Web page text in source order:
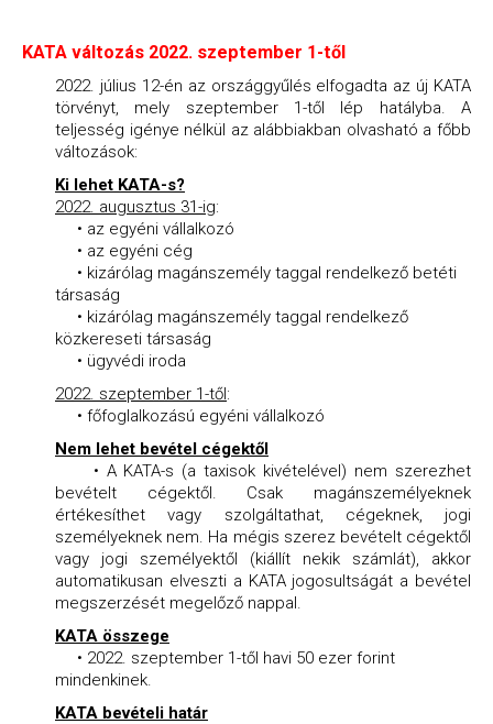
KATA változás 2022. szeptember 1-től
2022. július 12-én az országgyűlés elfogadta az új KATA
törvényt, mely szeptember 1-től lép hatályba. A
teljesség igénye nélkül az alábbiakban olvasható a főbb
változások:
Ki lehet KATA-s?
2022. augusztus 31-ig:
• az egyéni vállalkozó
• az egyéni cég
• kizárólag magánszemély taggal rendelkező betéti
társaság
• kizárólag magánszemély taggal rendelkező
közkereseti társaság
• ügyvédi iroda
2022. szeptember 1-től:
• főfoglalkozású egyéni vállalkozó
Nem lehet bevétel cégektől
• A KATA-s (a taxisok kivételével) nem szerezhet
bevételt cégektől. Csak magánszemélyeknek
értékesíthet vagy szolgáltathat, cégeknek, jogi
személyeknek nem. Ha mégis szerez bevételt cégektől
vagy jogi személyektől (kiállít nekik számlát), akkor
automatikusan elveszti a KATA jogosultságát a bevétel
megszerzését megelőző nappal.
KATA összege
• 2022. szeptember 1-től havi 50 ezer forint
mindenkinek.
KATA bevételi határ